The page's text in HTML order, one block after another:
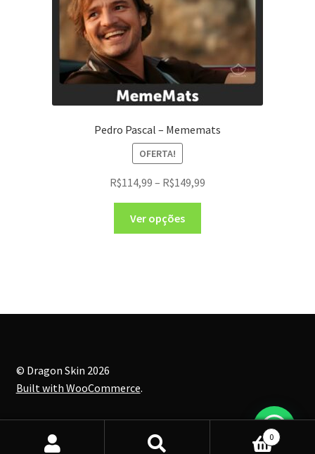
Pedro Pascal – Mememats
OFERTA!
R$114,99 – R$149,99
Ver opções
© Dragon Skin 2026
Built with WooCommerce.
0